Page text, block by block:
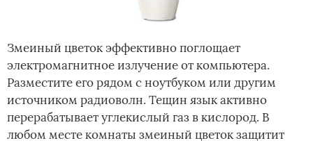
Змеиный цветок эффективно поглощает
электромагнитное излучение от компьютера.
Разместите его рядом с ноутбуком или другим
источником радиоволн. Тещин язык активно
перерабатывает углекислый газ в кислород. В
любом месте комнаты змеиный цветок защитит